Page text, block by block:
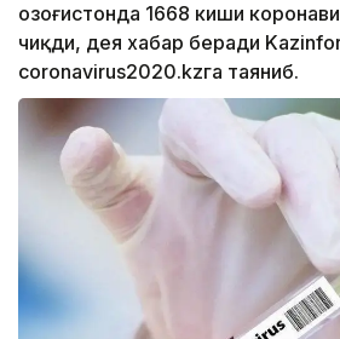
Қозоғистонда 1668 киши
чиқди, дея хабар беради
coronavirus2020.kzга таяниб.